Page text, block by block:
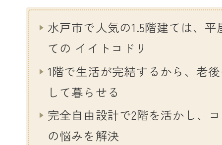
水戸市で人気の1.5階建ては、平
ての イイトコドリ
1階で生活が完結するから、老
して暮らせる
完全自由設計で2階を活かし、
の悩みを解決